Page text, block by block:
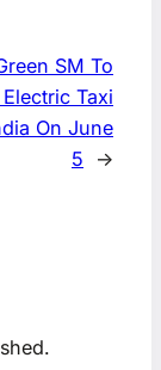
SM To
Taxi
On June
5
→